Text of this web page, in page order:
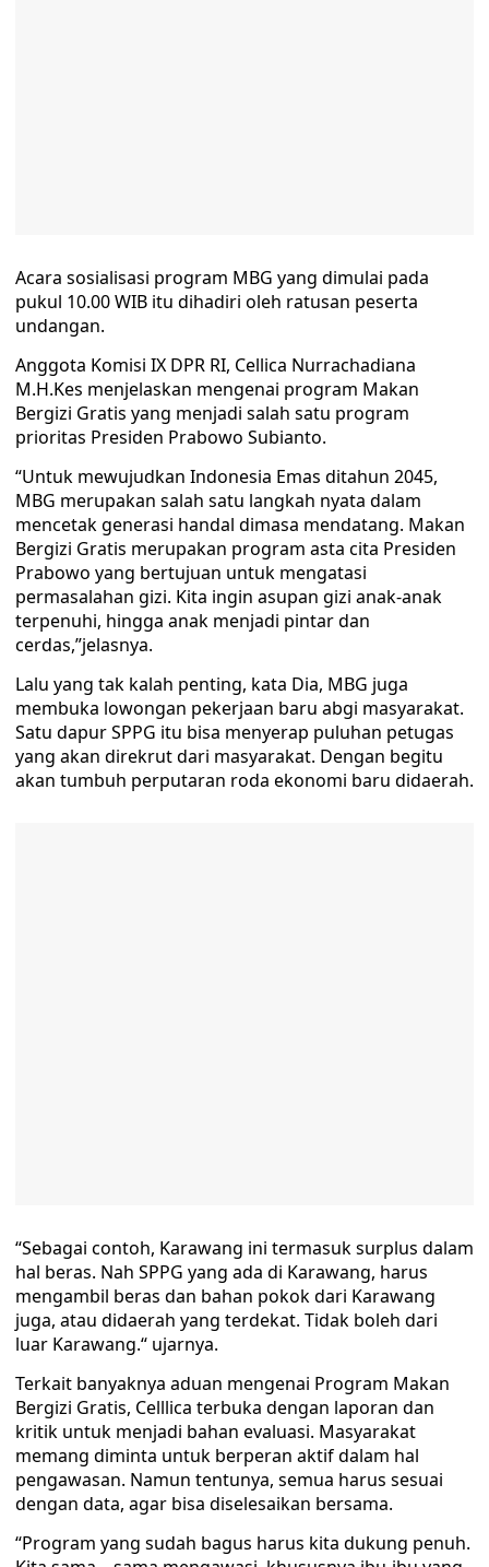
Acara sosialisasi program MBG yang dimulai pada
pukul 10.00 WIB itu dihadiri oleh ratusan peserta
undangan.
Anggota Komisi IX DPR RI, Cellica Nurrachadiana
M.H.Kes menjelaskan mengenai program Makan
Bergizi Gratis yang menjadi salah satu program
prioritas Presiden Prabowo Subianto.
“Untuk mewujudkan Indonesia Emas ditahun 2045,
MBG merupakan salah satu langkah nyata dalam
mencetak generasi handal dimasa mendatang. Makan
Bergizi Gratis merupakan program asta cita Presiden
Prabowo yang bertujuan untuk mengatasi
permasalahan gizi. Kita ingin asupan gizi anak-anak
terpenuhi, hingga anak menjadi pintar dan
cerdas,”jelasnya.
Lalu yang tak kalah penting, kata Dia, MBG juga
membuka lowongan pekerjaan baru abgi masyarakat.
Satu dapur SPPG itu bisa menyerap puluhan petugas
yang akan direkrut dari masyarakat. Dengan begitu
akan tumbuh perputaran roda ekonomi baru didaerah.
“Sebagai contoh, Karawang ini termasuk surplus dalam
hal beras. Nah SPPG yang ada di Karawang, harus
mengambil beras dan bahan pokok dari Karawang
juga, atau didaerah yang terdekat. Tidak boleh dari
luar Karawang.“ ujarnya.
Terkait banyaknya aduan mengenai Program Makan
Bergizi Gratis, Celllica terbuka dengan laporan dan
kritik untuk menjadi bahan evaluasi. Masyarakat
memang diminta untuk berperan aktif dalam hal
pengawasan. Namun tentunya, semua harus sesuai
dengan data, agar bisa diselesaikan bersama.
“Program yang sudah bagus harus kita dukung penuh.